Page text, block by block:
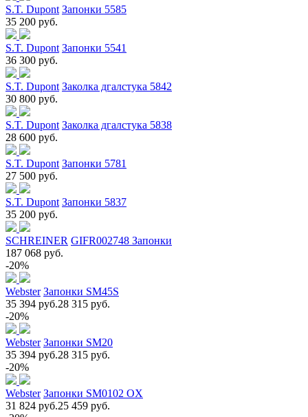
S.T. Dupont Запонки 5585
35 200 руб.
S.T. Dupont Запонки 5541
36 300 руб.
S.T. Dupont Заколка дгалстука 5842
30 800 руб.
S.T. Dupont Заколка дгалстука 5838
28 600 руб.
S.T. Dupont Запонки 5781
27 500 руб.
S.T. Dupont Запонки 5837
35 200 руб.
SCHREINER GIFR002748 Запонки
187 068 руб.
-20%
Webster Запонки SM45S
35 394 руб.28 315 руб.
-20%
Webster Запонки SM20
35 394 руб.28 315 руб.
-20%
Webster Запонки SM0102 OX
31 824 руб.25 459 руб.